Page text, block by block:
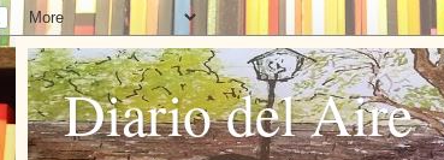
Diario del Aire